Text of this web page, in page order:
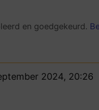
en goedgekeurd.
2024, 20:26